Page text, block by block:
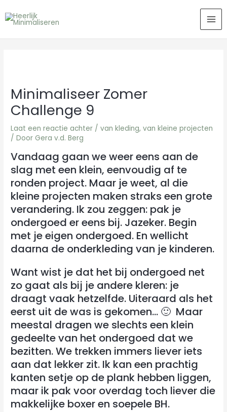
naar
Minimaliseer Zomer
Challenge 9
Laat een reactie achter /van kleding,van kleine projecten
/ Door Gera v.d. Berg
Vandaag gaan we weer eens aan de
slag met een klein, eenvoudig af te
ronden project. Maar je weet, al die
kleine projecten maken straks een grote
verandering. Ik zou zeggen: pak je
ondergoed er eens bij. Jazeker. Begin
met je eigen ondergoed. En wellicht
daarna de onderkleding van je kinderen.
Want wist je dat het bij ondergoed net
zo gaat als bij je andere kleren: je
draagt vaak hetzelfde. Uiteraard als het
eerst uit de was is gekomen… 🙂 Maar
meestal dragen we slechts een klein
gedeelte van het ondergoed dat we
bezitten. We trekken immers liever iets
aan dat lekker zit. Ik kan een prachtig
kanten setje op de plank hebben liggen,
maar ik pak voor overdag toch liever die
makkelijke boxer en soepele BH.